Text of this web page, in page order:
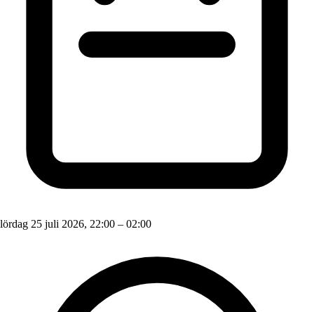
lördag 25 juli 2026, 22:00 – 02:00